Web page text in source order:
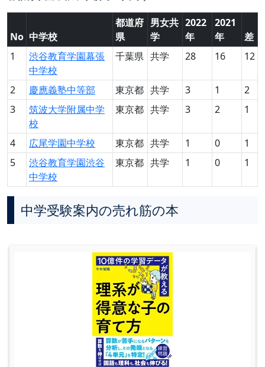
No 中学校
都道府
県
男女共
学
2022
年
2021
年
差
1
渋谷教育学園幕張
中学校
千葉県 共学 28 16 12
2 慶應義塾中等部 東京都 共学 3 1
2
3
筑波大学附属中学
校
東京都 共学 3 2 1
4 広尾学園中学校 東京都 共学 1 0
1
5
渋谷教育学園渋谷
中学校
東京都 共学 1 0 1
中学受験案内の売れ筋の本